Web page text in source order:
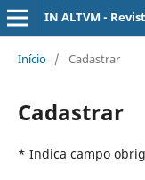
IN ALTVM -
Início / Cadastrar
Cadastrar
* Indica campo